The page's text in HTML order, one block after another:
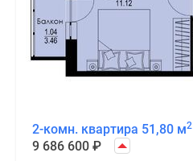
2-комн. квартира 51,80 м2
9 686 600 ₽